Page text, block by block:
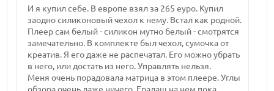
И я купил себе. В европе взял за 265 еуро. Купил
заодно силиконовый чехол к нему. Встал как родной.
Плеер сам белый - силикон мутно белый - смотрятся
замечательно. В комплекте был чехол, сумочка от
креатив. Я его даже не распечатал. Его можно убрать
в него, или достать из него. Управлять нельзя.
Меня очень порадовала матрица в этом плеере. Углы